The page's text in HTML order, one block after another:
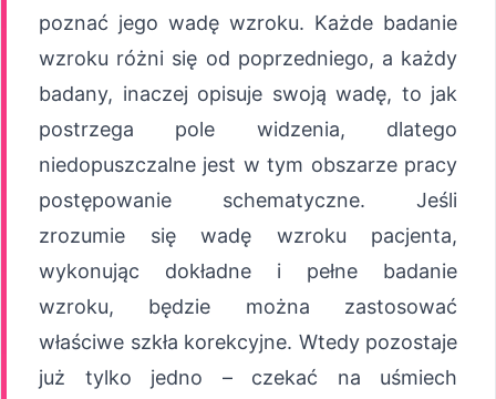
poznać jego wadę wzroku. Każde badanie
wzroku różni się od poprzedniego, a każdy
badany, inaczej opisuje swoją wadę, to jak
postrzega pole widzenia, dlatego
niedopuszczalne jest w tym obszarze pracy
postępowanie schematyczne. Jeśli
zrozumie się wadę wzroku pacjenta,
wykonując dokładne i pełne badanie
wzroku, będzie można zastosować
właściwe szkła korekcyjne. Wtedy pozostaje
już tylko jedno – czekać na uśmiech